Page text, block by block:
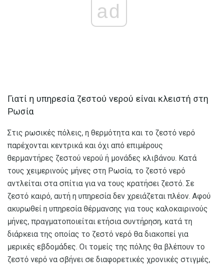
ad
Γιατί η υπηρεσία ζεστού νερού είναι κλειστή στη
Ρωσία
Στις ρωσικές πόλεις, η θερμότητα και το ζεστό νερό
παρέχονται κεντρικά και όχι από επιμέρους
θερμαντήρες ζεστού νερού ή μονάδες κλιβάνου. Κατά
τους χειμερινούς μήνες στη Ρωσία, το ζεστό νερό
αντλείται στα σπίτια για να τους κρατήσει ζεστό. Σε
ζεστό καιρό, αυτή η υπηρεσία δεν χρειάζεται πλέον. Αφού
ακυρωθεί η υπηρεσία θέρμανσης για τους καλοκαιρινούς
μήνες, πραγματοποιείται ετήσια συντήρηση, κατά τη
διάρκεια της οποίας το ζεστό νερό θα διακοπεί για
μερικές εβδομάδες. Οι τομείς της πόλης θα βλέπουν το
ζεστό νερό να σβήνει σε διαφορετικές χρονικές στιγμές,